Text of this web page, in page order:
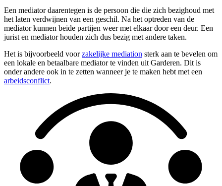
Een mediator daarentegen is de persoon die die zich bezighoud met
het laten verdwijnen van een geschil. Na het optreden van de
mediator kunnen beide partijen weer met elkaar door een deur. Een
jurist en mediator houden zich dus bezig met andere taken.
Het is bijvoorbeeld voorzakelijke mediation sterk aan te bevelen om
een lokale en betaalbare mediator te vinden uit Garderen. Dit is
onder andere ook in te zetten wanneer je te maken hebt met een
arbeidsconflict.